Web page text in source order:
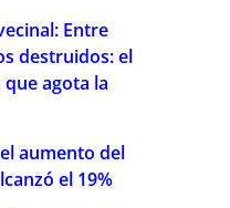
Entre
destruidos: el
agota la
aumento del
el 19%